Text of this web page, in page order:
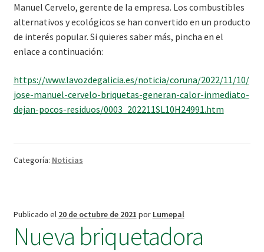
Manuel Cervelo, gerente de la empresa. Los combustibles
alternativos y ecológicos se han convertido en un producto
de interés popular. Si quieres saber más, pincha en el
enlace a continuación:
https://www.lavozdegalicia.es/noticia/coruna/2022/11/10/
jose-manuel-cervelo-briquetas-generan-calor-inmediato-
dejan-pocos-residuos/0003_202211SL10H24991.htm
Categoría: Noticias
Publicado el 20 de octubre de 2021 por Lumepal
Nueva briquetadora